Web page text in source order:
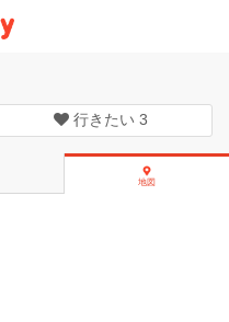
行きたい 3
地図